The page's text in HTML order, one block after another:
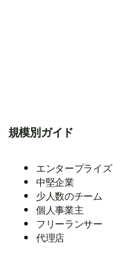
規模別ガイド
エンタープライズ
中堅企業
少人数のチーム
個人事業主
フリーランサー
代理店